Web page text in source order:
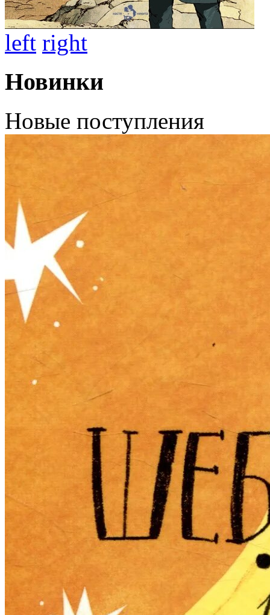
left right
Новинки
Новые поступления